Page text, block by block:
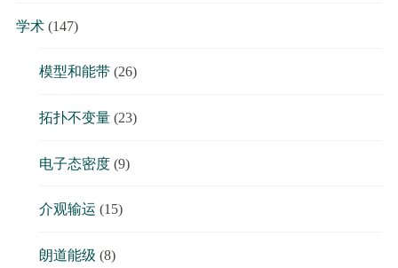
学术(147)
模型和能带(26)
拓扑不变量(23)
电子态密度(9)
介观输运 (15)
朗道能级 (8)